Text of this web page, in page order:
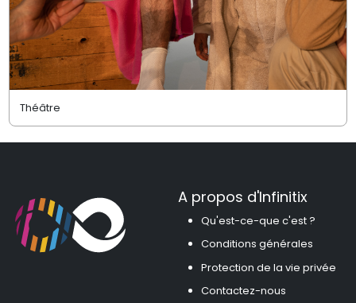
Théâtre
A propos d'Infinitix
Qu'est-ce-que c'est ?
Conditions générales
Protection de la vie privée
Contactez-nous